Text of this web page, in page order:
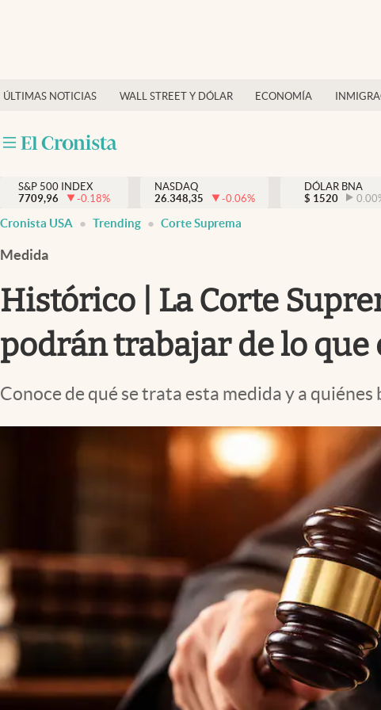
ÚLTIMAS NOTICIAS WALL STREET Y DÓLAR ECONOMÍA
Finanzas y economía
Inmigración
Trending
Streaming
PC y mobile
Lifestyle
S&P 500 INDEX
7709,96
-0.18%
NASDAQ
26.348,35
-0.06%
DÓLAR BNA
$ 1520 0.00
Cronista USA Trending Corte Suprema
Medida
Histórico | La Corte
podrán trabajar de lo
Conoce de qué se trata esta medida y a quiénes